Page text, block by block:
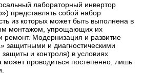
лабораторный инвертор
представлять собой набор
из которых может быть выполнена в
монтажом, упрощающих их
Модернизация и развитие
защитными и диагностическими
и контроля) в условиях
может проводиться постепенно, лишь